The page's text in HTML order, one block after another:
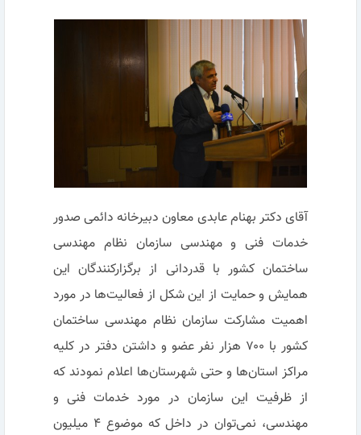
آقای دکتر بهنام عابدی معاون دبیرخانه دائمی صدور
خدمات فنی و مهندسی سازمان نظام مهندسی
ساختمان کشور با قدردانی از برگزارکنندگان این
همایش و حمایت از این شکل از فعالیت‌ها در مورد
اهمیت مشارکت سازمان نظام مهندسی ساختمان
کشور با ۷۰۰ هزار نفر عضو و داشتن دفتر در کلیه
مراکز استان‌ها و حتی شهرستان‌ها اعلام نمودند که
از ظرفیت این سازمان در مورد خدمات فنی و
مهندسی، نمی‌توان در داخل که موضوع ۴ میلیون